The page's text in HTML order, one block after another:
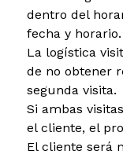
dentro del
fecha y horario.
La logística
de no obtener
segunda visita.
Si ambas
el cliente, el
El cliente será